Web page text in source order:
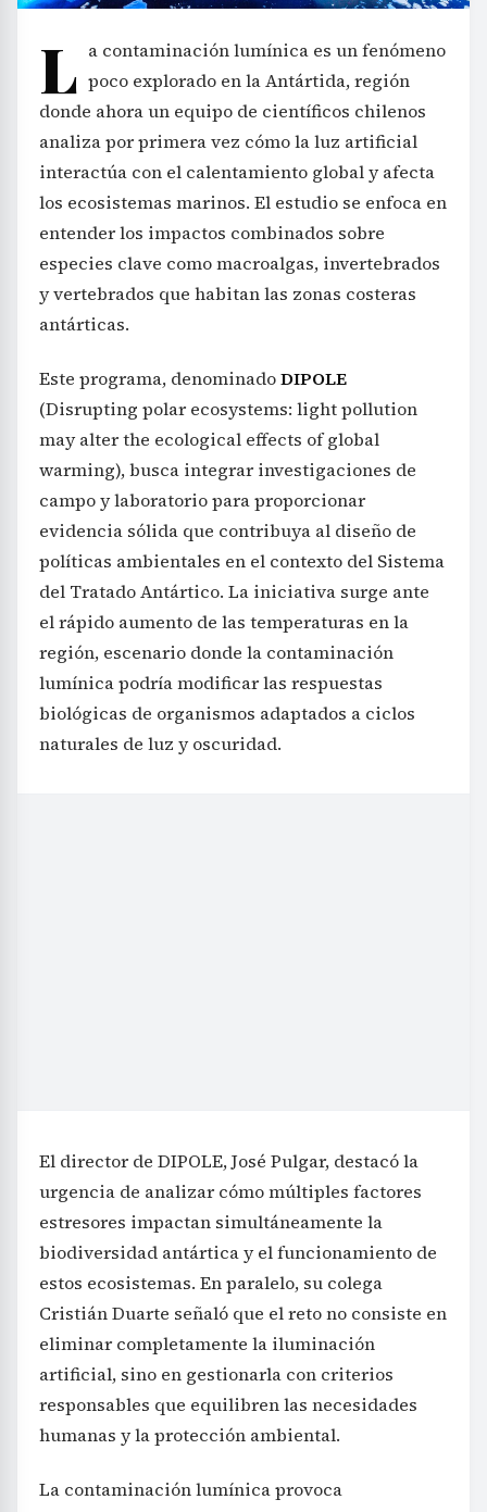
L a contaminación lumínica es un fenómeno
poco explorado en la Antártida, región
donde ahora un equipo de científicos chilenos
analiza por primera vez cómo la luz artificial
interactúa con el calentamiento global y afecta
los ecosistemas marinos. El estudio se enfoca en
entender los impactos combinados sobre
especies clave como macroalgas, invertebrados
y vertebrados que habitan las zonas costeras
antárticas.
Este programa, denominadoDIPOLE
(Disrupting polar ecosystems: light pollution
may alter the ecological effects of global
warming), busca integrar investigaciones de
campo y laboratorio para proporcionar
evidencia sólida que contribuya al diseño de
políticas ambientales en el contexto del Sistema
del Tratado Antártico. La iniciativa surge ante
el rápido aumento de las temperaturas en la
región, escenario donde la contaminación
lumínica podría modificar las respuestas
biológicas de organismos adaptados a ciclos
naturales de luz y oscuridad.
El director de DIPOLE, José Pulgar, destacó la
urgencia de analizar cómo múltiples factores
estresores impactan simultáneamente la
biodiversidad antártica y el funcionamiento de
estos ecosistemas. En paralelo, su colega
Cristián Duarte señaló que el reto no consiste en
eliminar completamente la iluminación
artificial, sino en gestionarla con criterios
responsables que equilibren las necesidades
humanas y la protección ambiental.
La contaminación lumínica provoca